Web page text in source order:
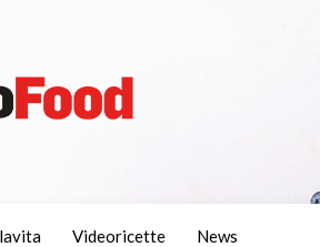
Videoricette News